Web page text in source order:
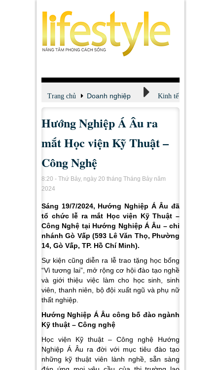
Trang chủ Doanh nghiệp Kinh tế
Hướng Nghiệp Á Âu ra
mắt Học viện Kỹ Thuật –
Công Nghệ
8:20 - Thứ Bảy, ngày 20 tháng Tháng Bảy năm
2024
Sáng 19/7/2024, Hướng Nghiệp Á Âu đã
tổ chức lễ ra mắt Học viện Kỹ Thuật –
Công Nghệ tại Hướng Nghiệp Á Âu – chi
nhánh Gò Vấp (593 Lê Văn Thọ, Phường
14, Gò Vấp, TP. Hồ Chí Minh).
Sự kiện cũng diễn ra lễ trao tặng học bổng
“Vì tương lai”, mở rộng cơ hội đào tạo nghề
và giới thiệu việc làm cho học sinh, sinh
viên, thanh niên, bộ đội xuất ngũ và phụ nữ
thất nghiệp.
Hướng Nghiệp Á Âu công bố đào ngành
Kỹ thuật – Công nghệ
Học viện Kỹ thuật – Công nghệ Hướng
Nghiệp Á Âu ra đời với mục tiêu đào tạo
những kỹ thuật viên lành nghề, sẵn sàng